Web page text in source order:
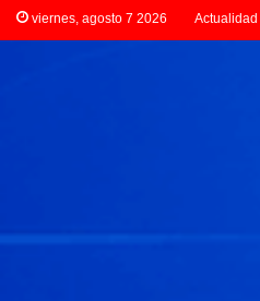
viernes, agosto 7 2026 Actualidad